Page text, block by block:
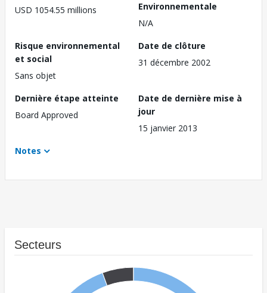
USD 1054.55 millions
Environnementale
N/A
Risque environnemental
et social
Sans objet
Date de clôture
31 décembre 2002
Dernière étape atteinte
Board Approved
Date de dernière mise à
jour
15 janvier 2013
Notes
Secteurs